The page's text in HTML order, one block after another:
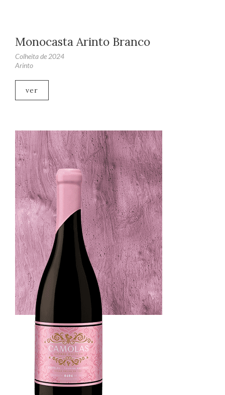
Monocasta Arinto Branco
Colheita de 2024
Arinto
ver